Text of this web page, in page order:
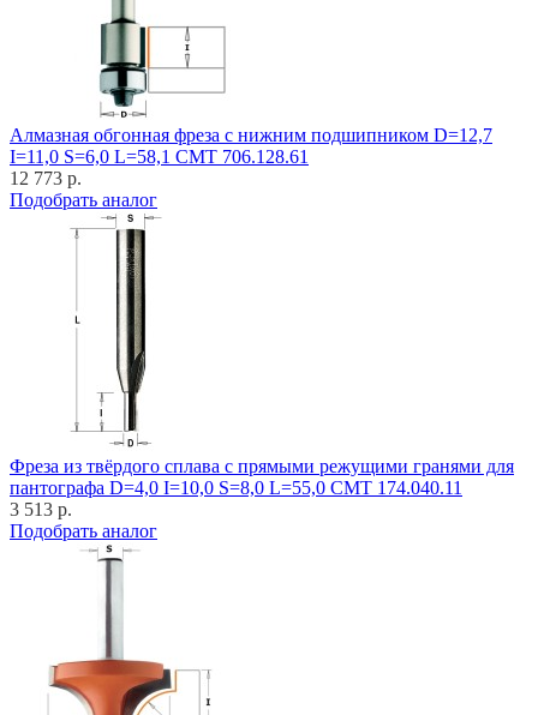
Алмазная обгонная фреза с нижним подшипником D=12,7
I=11,0 S=6,0 L=58,1 CMT 706.128.61
12 773 р.
Подобрать аналог
Фреза из твёрдого сплава с прямыми режущими гранями для
пантографа D=4,0 I=10,0 S=8,0 L=55,0 CMT 174.040.11
3 513 р.
Подобрать аналог